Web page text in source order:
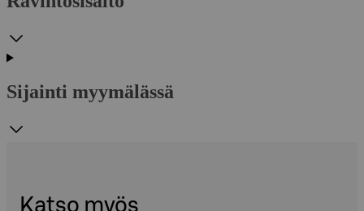
Sijainti myymälässä
Katso myös